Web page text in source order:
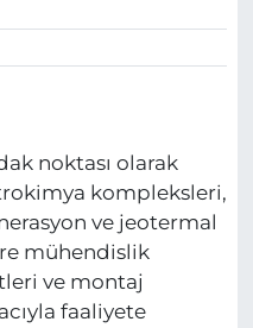
noktası olarak
kompleksleri,
ve jeotermal
mühendislik
ve montaj
faaliyete